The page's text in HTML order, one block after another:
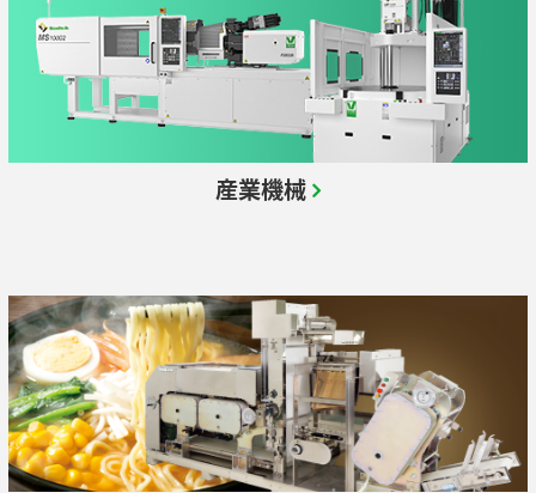
イベント情報
採用情報
Global
社会への取り組み
ガバナンス
よくあるご質問
IRカレンダー
IRニュース
統合レポート2025
基本理念
ソディックの創造力
会社概要・地図
組織図
営業・サービス拠点
生産拠点
グループネットワーク
沿革
受賞歴
開発理念
研究開発体制
テクノロジーの歩み
保有特許
産業機械